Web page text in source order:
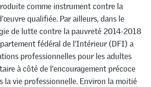
comme instrument contre la
qualifiée. Par ailleurs, dans le
de lutte contre la pauvreté 2014-2018
fédéral de l’Intérieur (DFI) a
professionnelles pour les adultes
à côté de l’encouragement précoce
la vie professionnelle. Environ la moitié